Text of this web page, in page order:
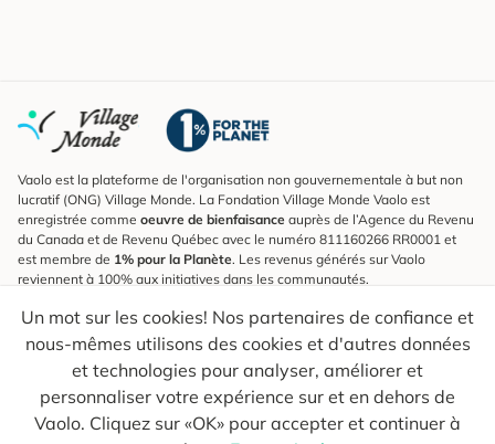
Un mot sur les cookies! Nos partenaires de confiance et
nous-mêmes utilisons des cookies et d'autres données
et technologies pour analyser, améliorer et
personnaliser votre expérience sur et en dehors de
Vaolo. Cliquez sur «OK» pour accepter et continuer à
Vaolo est la plateforme de l'organisation non gouvernementale à but non
lucratif (ONG) Village Monde. La Fondation Village Monde Vaolo est
enregistrée comme oeuvre de bienfaisance auprès de l’Agence du Revenu
du Canada et de Revenu Québec avec le numéro 811160266 RR0001 et
est membre de 1% pour la Planète. Les revenus générés sur Vaolo
reviennent à 100% aux initiatives dans les communautés.
S'inscrire à l'infolettre
Pour connaître les nouveautés, suivre nos explorateurs et recevoir des
astuces pour des voyages plus conscients.
Ton courriel Envoyer